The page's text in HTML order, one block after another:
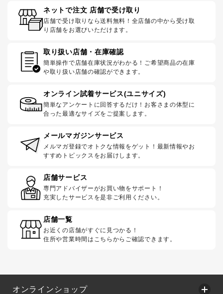
ネットで注文 店舗で受け取り
店舗で受け取りなら送料無料！全店舗の中から受け取
り店舗をお選びいただけます。
取り扱い店舗・在庫確認
簡単操作で店舗在庫状況がわかる！ご希望商品の在庫
や取り扱い店舗の確認ができます。
オンライン試着サービス(ユニサイズ)
簡単なアンケートに回答するだけ！お客さまの体型に
合った最適なサイズをご提案します。
メールマガジンサービス
メルマガ登録でオトクな情報をゲット！最新情報やお
すすめトピックスをお届けします。
店舗サービス
専門アドバイザーがお買い物をサポート！
充実したサービスを是非ご利用ください。
店舗一覧
お近くの店舗がすぐに見つかる！
住所や営業時間はこちらからご確認できます。
オンラインショップ